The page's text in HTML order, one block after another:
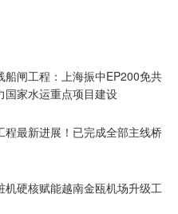
船闸工程：上海振中EP200免共
国家水运重点项目建设
程最新进展！已完成全部主线桥
机硬核赋能越南金瓯机场升级工